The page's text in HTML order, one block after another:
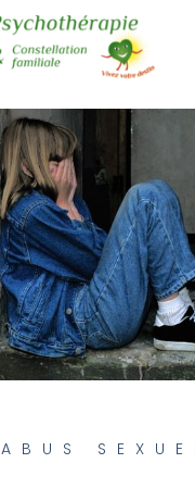
ABUS